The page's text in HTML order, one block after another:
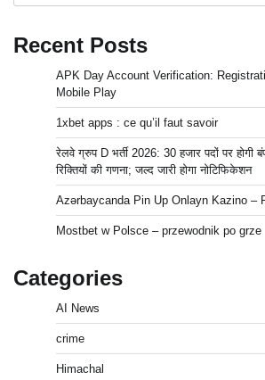
Recent Posts
APK Day Account Verification:
Mobile Play
1xbet apps : ce qu’il faut savoir
रेलवे ग्रुप D भर्ती 2026: 30 हजार पदों पर होगी
रिक्तियों की गणना; जल्द जारी होगा नोटिफिकेशन
Azərbaycanda Pin Up Onlayn Kazino –
Mostbet w Polsce – przewodnik po grze
Categories
AI News
crime
Himachal